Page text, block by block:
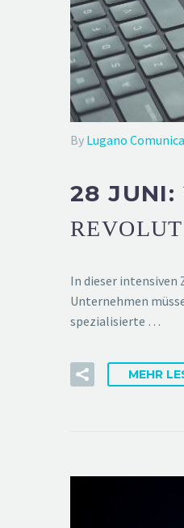
By Lugano
28 JUNI:
In dieser intensiven
Unternehmen
spezialisierte …
MEHR